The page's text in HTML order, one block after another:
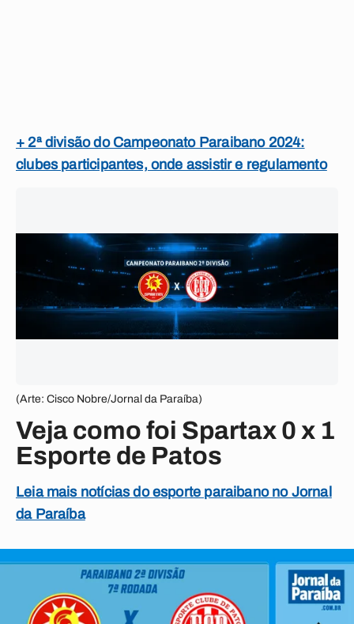
+ 2ª divisão do Campeonato Paraibano 2024:
clubes participantes, onde assistir e regulamento
(Arte: Cisco Nobre/Jornal da Paraíba)
Veja como foi Spartax 0 x 1
Esporte de Patos
Leia mais notícias do esporte paraibano no Jornal
da Paraíba